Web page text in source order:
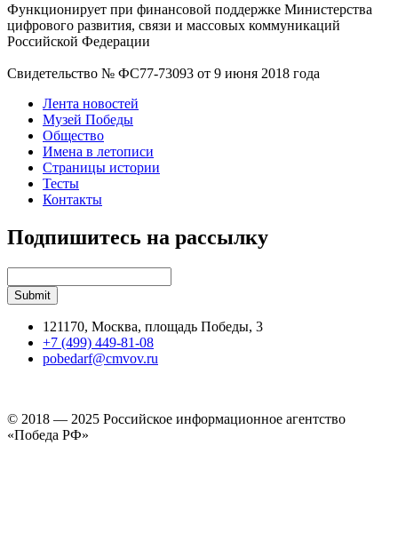
Функционирует при финансовой поддержке Министерства
цифрового развития, связи и массовых коммуникаций
Российской Федерации
Свидетельство № ФС77-73093 от 9 июня 2018 года
Лента новостей
Музей Победы
Общество
Имена в летописи
Страницы истории
Тесты
Контакты
Подпишитесь на рассылку
121170, Москва, площадь Победы, 3
+7 (499) 449-81-08
pobedarf@cmvov.ru
© 2018 — 2025 Российское информационное агентство
«Победа РФ»